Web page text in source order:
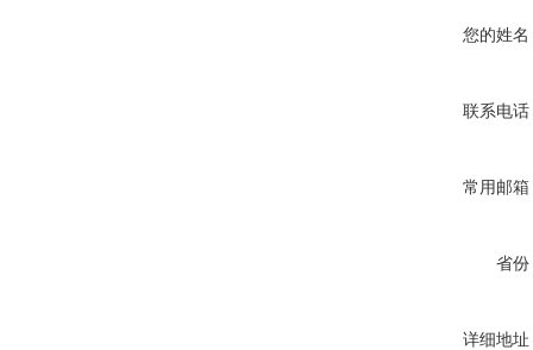
您的姓名
联系电话
常用邮箱
省份
详细地址